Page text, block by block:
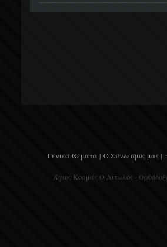
Γενικά Θέματα | Ο Σύνδεσμός μας |
Άγιος Κοσμάς Ο Αιτωλός -